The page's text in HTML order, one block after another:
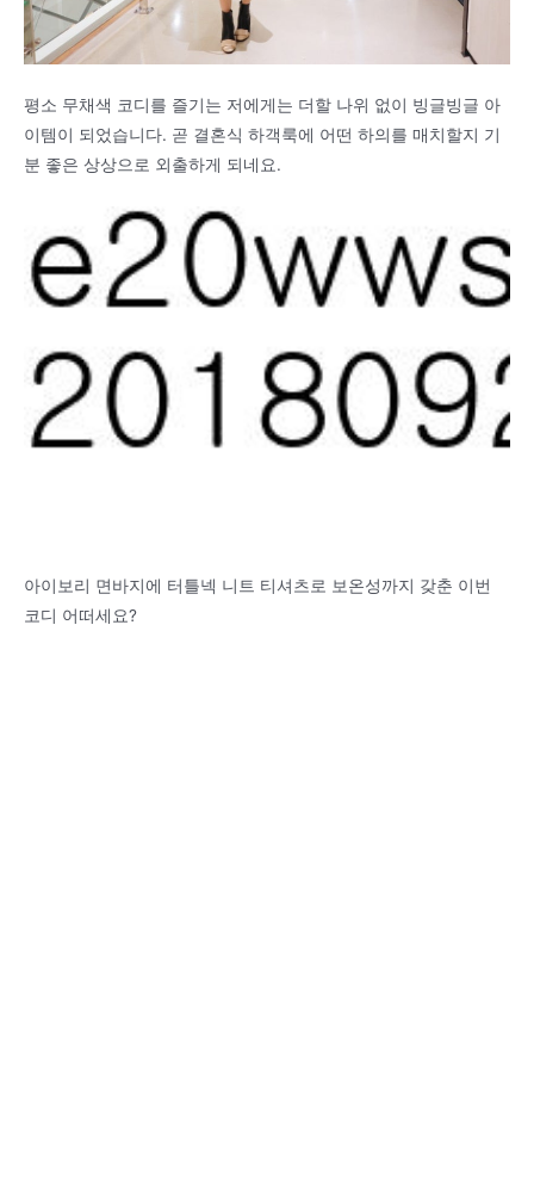
평소 무채색 코디를 즐기는 저에게는 더할 나위 없이 빙글빙글 아
이템이 되었습니다. 곧 결혼식 하객룩에 어떤 하의를 매치할지 기
분 좋은 상상으로 외출하게 되네요.
아이보리 면바지에 터틀넥 니트 티셔츠로 보온성까지 갖춘 이번
코디 어떠세요?